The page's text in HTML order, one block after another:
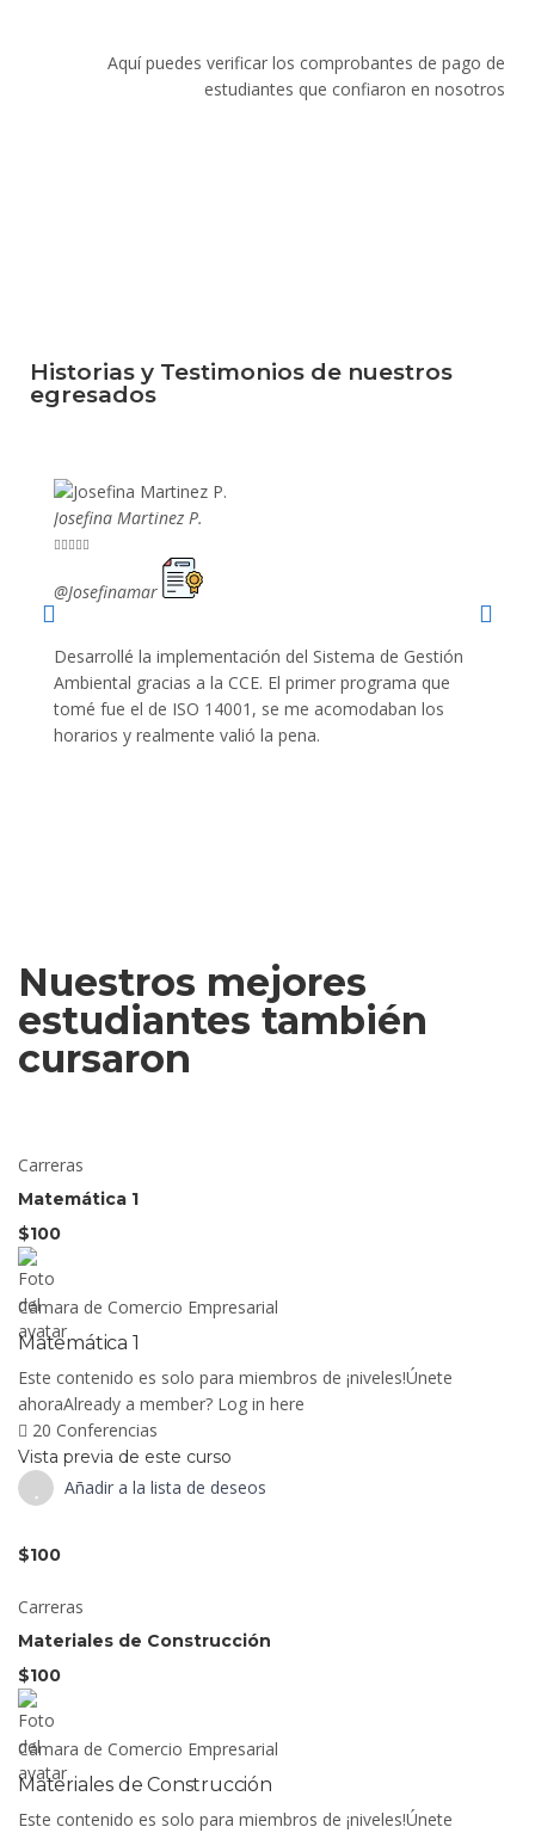
Aquí puedes verificar los comprobantes de pago de
estudiantes que confiaron en nosotros
Historias y Testimonios de nuestros
egresados
Josefina Martinez P.

@Josefinamar
Desarrollé la implementación del Sistema de Gestión
Ambiental gracias a la CCE. El primer programa que
tomé fue el de ISO 14001, se me acomodaban los
horarios y realmente valió la pena.
Nuestros mejores
estudiantes también
cursaron
Carreras
Matemática 1
$100
Cámara de Comercio Empresarial
Matemática 1
Este contenido es solo para miembros de ¡niveles!Únete
ahoraAlready a member? Log in here
20 Conferencias
Vista previa de este curso
Añadir a la lista de deseos
$100
Carreras
Materiales de Construcción
$100
Cámara de Comercio Empresarial
Materiales de Construcción
Este contenido es solo para miembros de ¡niveles!Únete